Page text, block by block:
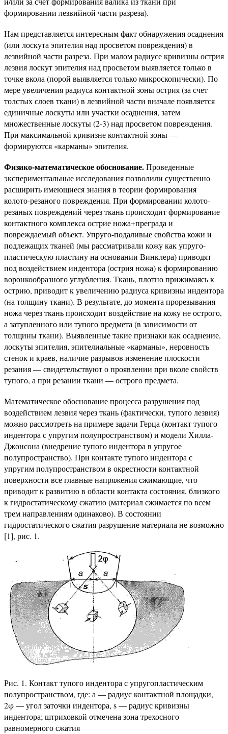
формировании лезвийной части разреза).
Нам представляется интересным факт обнаружения осаднения
(или лоскута эпителия над просветом повреждения) в
лезвийной части разреза. При малом радиусе кривизны острия
лезвия лоскут эпителия над просветом выявляется только в
точке вкола (порой выявляется только микроскопически). По
мере увеличения радиуса контактной зоны острия (за счет
толстых слоев ткани) в лезвийной части вначале появляется
единичные лоскуты или участки осаднения, затем
множественные лоскуты (2-3) над просветом повреждения.
При максимальной кривизне контактной зоны —
формируются «карманы» эпителия.
Физико-математическое обоснование.Проведенные
экспериментальные исследования позволили существенно
расширить имеющиеся знания в теории формирования
колото-резаного повреждения. При формировании колото-
резаных повреждений через ткань происходит формирование
контактного комплекса острие ножа+преграда и
повреждаемый объект. Упруго-подаливые свойства кожи и
подлежащих тканей (мы рассматривали кожу как упруго-
пластическую пластину на основании Винклера) приводят
под воздействием индентора (острия ножа) к формированию
воронкообразного углубления. Ткань, плотно прижимаясь к
острию, приводит к увеличению радиуса кривизны индентора
(на толщину ткани). В результате, до момента прорезывания
ножа через ткань происходит воздействие на кожу не острого,
а затупленного или тупого предмета (в зависимости от
толщины ткани). Выявленные такие признаки как осаднение,
лоскуты эпителия, эпителиальные «карманы», неровность
стенок и краев, наличие разрывов изменение плоскости
резания — свидетельствуют о проявлении при вколе свойств
тупого, а при резании ткани — острого предмета.
Математическое обоснование процесса разрушения под
воздействием лезвия через ткань (фактически, тупого лезвия)
можно рассмотреть на примере задачи Герца (контакт тупого
индентора с упругим полупространством) и модели Хилла-
Джонсона (внедрение тупого индентора в упругое
полупространство). При контакте тупого индентора с
упругим полупространством в окрестности контактной
поверхности все главные напряжения сжимающие, что
приводит к развитию в области контакта состояния, близкого
к гидростатическому сжатию (материал сжимается по всем
трем направлениям одинаково). В состоянии
гидростатического сжатия разрушение материала не возможно
[1], рис. 1.
Рис. 1. Контакт тупого индентора с упругопластическим
полупространством, где: а — радиус контактной площадки,
2φ — угол заточки индентора, s — радиус кривизны
индентора; штриховкой отмечена зона трехосного
равномерного сжатия